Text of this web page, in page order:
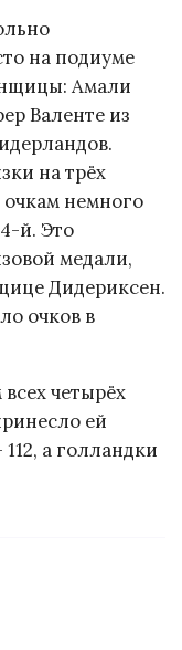
на подиуме
Амали
Валенте из
на трёх
немного
й. Это
медали,
Дидериксен.
очков в
четырёх
ей
а голландки